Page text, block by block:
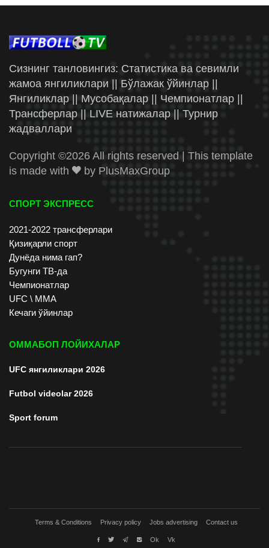
Сизнинг танловингиз: Статистика ва севимли
жамоа янгиликлари || Бўлажак ўйинлар ||
Янгиликлар || Мусобақалар || Чемпионатлар ||
Трансферлар || LIVE натижалар || Турнир
жадваллари
Copyright ©2026 All rights reserved | This template
is made with
by PlusMaxGroup
СПОРТ ЭКСПРЕСС
2021-2022 трансферлари
Қизиқарли спорт
Дунёда нима гап?
Бугунги ТВ-да
Чемпионатлар
UFC \ ММА
Кечаги ўйинлар
ОММАБОП ЛОЙИХАЛАР
UFC янгиликлари 2026
Futbol videolar 2026
Sport forum
Terms & Conditions Privacy policy Jobs advertising Contact us
Ok Vk